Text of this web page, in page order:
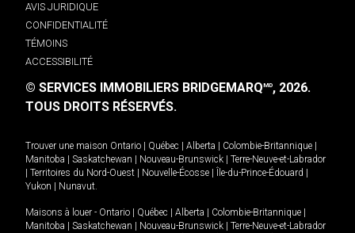
AVIS JURIDIQUE
CONFIDENTIALITÉ
TÉMOINS
ACCESSIBILITÉ
© SERVICES IMMOBILIERS BRIDGEMARQMD, 2026.
TOUS DROITS RÉSERVÉS.
Trouver une maison Ontario Québec Alberta Colombie-Britannique
Manitoba
Saskatchewan Nouveau-Brunswick
Terre-Neuve-et-Labrador
Territoires du Nord-Ouest Nouvelle-Écosse Île-du-Prince-Édouard
Yukon
Nunavut.
Maisons à louer - Ontario Québec Alberta Colombie-Britannique
Manitoba
Saskatchewan Nouveau-Brunswick
Terre-Neuve-et-Labrador